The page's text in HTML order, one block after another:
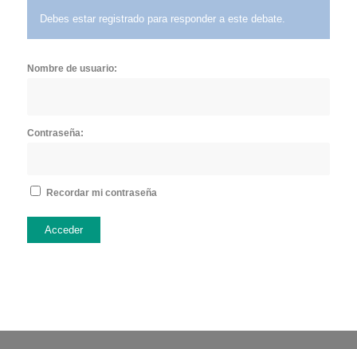
Debes estar registrado para responder a este debate.
Nombre de usuario:
Contraseña:
Recordar mi contraseña
Acceder